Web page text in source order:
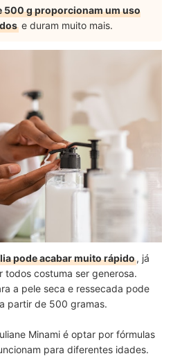
500 g proporcionam um uso
e duram muito mais.
pode acabar muito rápido, já
costuma ser generosa.
a pele seca e ressecada pode
partir de 500 gramas.
Minami é optar por fórmulas
para diferentes idades.